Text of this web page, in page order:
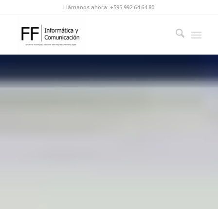
Llámanos ahora: +595 992 64 64 80